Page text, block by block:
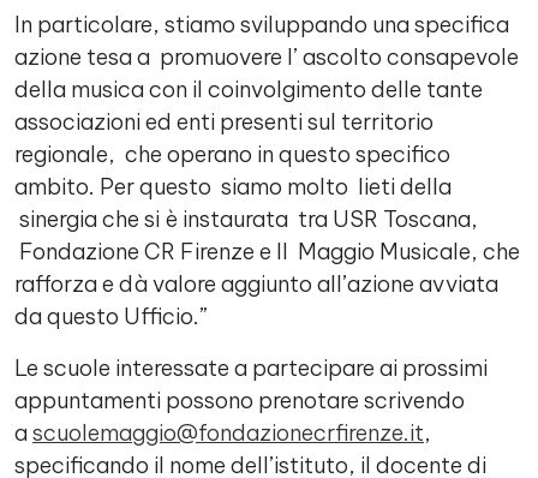
In particolare, stiamo sviluppando una specifica
azione tesa a promuovere l’ ascolto consapevole
della musica con il coinvolgimento delle tante
associazioni ed enti presenti sul territorio
regionale, che operano in questo specifico
ambito. Per questo siamo molto lieti della
sinergia che si è instaurata tra USR Toscana,
Fondazione CR Firenze e Il Maggio Musicale, che
rafforza e dà valore aggiunto all’azione avviata
da questo Ufficio.”
Le scuole interessate a partecipare ai prossimi
appuntamenti possono prenotare scrivendo
a scuolemaggio@fondazionecrfirenze.it,
specificando il nome dell’istituto, il docente di